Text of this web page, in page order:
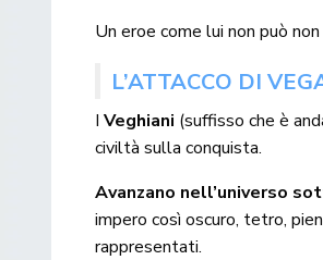
Un eroe come lui non può
L’ATTACCO DI
IVeghiani (suffisso che è
civiltà sulla conquista.
Avanzano nell’universo
impero così oscuro, tetro,
rappresentati.